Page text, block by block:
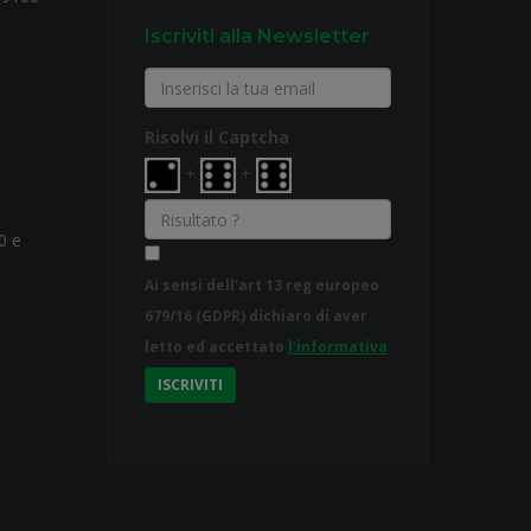
e
Iscriviti alla Newsletter
Risolvi il Captcha
+
+
Ai sensi dell'art 13 reg europeo
679/16 (GDPR) dichiaro di aver
letto ed accettato l'informativa
ISCRIVITI